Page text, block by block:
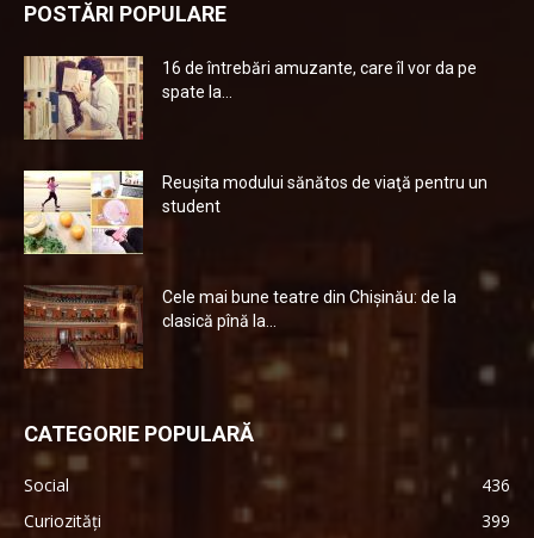
POSTĂRI POPULARE
16 de întrebări amuzante, care îl vor da pe
spate la...
Reuşita modului sănătos de viaţă pentru un
student
Cele mai bune teatre din Chişinău: de la
clasică pînă la...
CATEGORIE POPULARĂ
Social
436
Curiozități
399